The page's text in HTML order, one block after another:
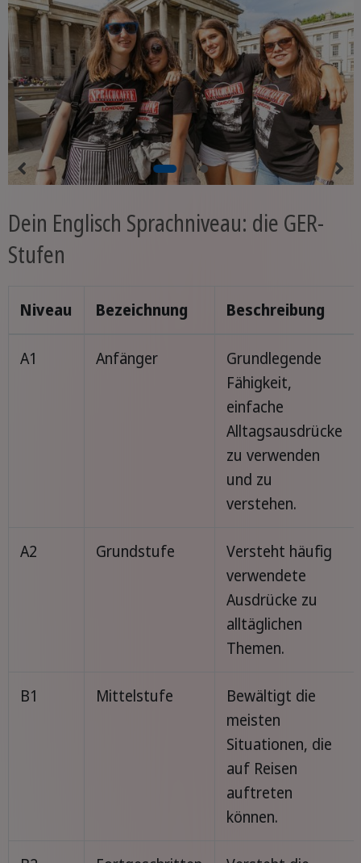
Dein Englisch Sprachniveau: die GER-
Stufen
Niveau Bezeichnung Beschreibung
A1 Anfänger
Grundlegende
Fähigkeit,
einfache
Alltagsausdrücke
zu verwenden
und zu
verstehen.
A2 Grundstufe
Versteht häufig
verwendete
Ausdrücke zu
alltäglichen
Themen.
B1 Mittelstufe
Bewältigt die
meisten
Situationen, die
auf Reisen
auftreten
können.